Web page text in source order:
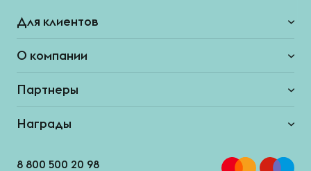
Для клиентов
О компании
Партнеры
Награды
8 800 500 20 98